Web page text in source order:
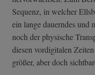
Sequenz, in welcher
ein lange dauerndes und
noch der physische
diesen vordigitalen
größer, aber doch